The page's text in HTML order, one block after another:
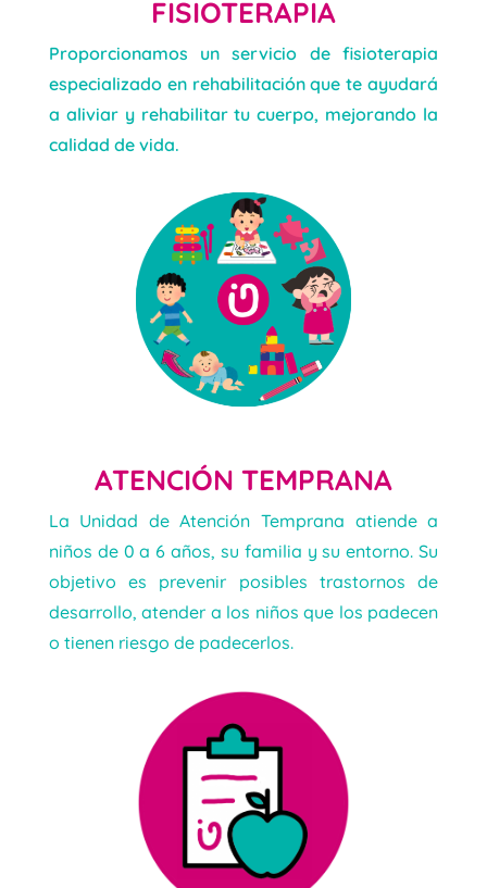
FISIOTERAPIA
Proporcionamos un servicio de fisioterapia
especializado en rehabilitación que te ayudará
a aliviar y rehabilitar tu cuerpo, mejorando la
calidad de vida.
ATENCIÓN TEMPRANA
La Unidad de Atención Temprana atiende a
niños de 0 a 6 años, su familia y su entorno. Su
objetivo es prevenir posibles trastornos de
desarrollo, atender a los niños que los padecen
o tienen riesgo de padecerlos.